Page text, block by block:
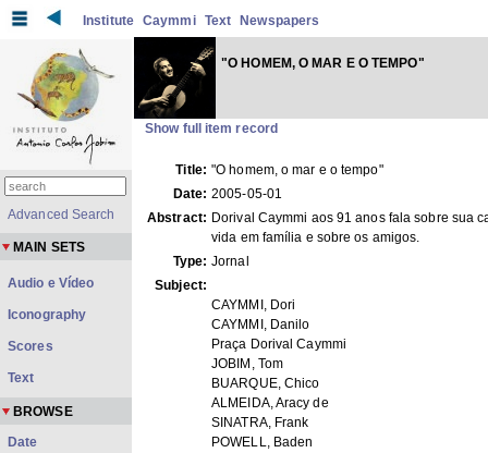
Institute Caymmi Text Newspapers
"O HOMEM, O MAR E O TEMPO"
Show full item record
Title: "O homem, o mar e o tempo"
Date: 2005-05-01
Abstract: Dorival Caymmi aos 91 anos fala sobre sua
vida em família e sobre os amigos.
Type: Jornal
Subject:
CAYMMI, Dori
CAYMMI, Danilo
Praça Dorival Caymmi
JOBIM, Tom
BUARQUE, Chico
ALMEIDA, Aracy de
SINATRA, Frank
POWELL, Baden
Advanced Search
MAIN SETS
Audio e Vídeo
Iconography
Scores
Text
BROWSE
Date